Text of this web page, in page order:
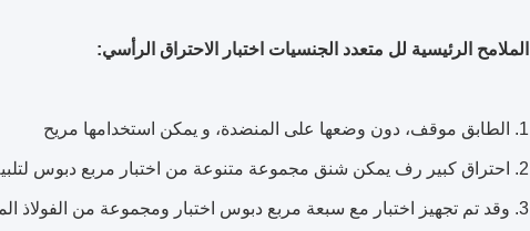
الملامح الرئيسية لل متعدد الجنسيات اختبار الاحتراق الرأسي:
1. الطابق موقف، دون وضعها على المنضدة، و يمكن استخدامها مريح
2. احتراق كبير رف يمكن شنق مجموعة متنوعة من اختبار مربع دبوس لتلبية معايير مختلفة لاختبار
3. وقد تم تجهيز اختبار مع سبعة مربع دبوس اختبار ومجموعة من الفولاذ المقاوم للصدأ حامل العينة، لتلبية معايير الاختبار في البلدان